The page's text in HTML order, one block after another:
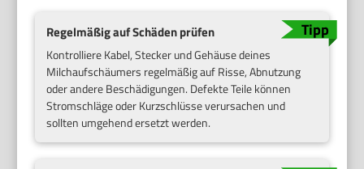
Regelmäßig auf Schäden prüfen
Kontrolliere Kabel, Stecker und Gehäuse deines
Milchaufschäumers regelmäßig auf Risse, Abnutzung
oder andere Beschädigungen. Defekte Teile können
Stromschläge oder Kurzschlüsse verursachen und
sollten umgehend ersetzt werden.